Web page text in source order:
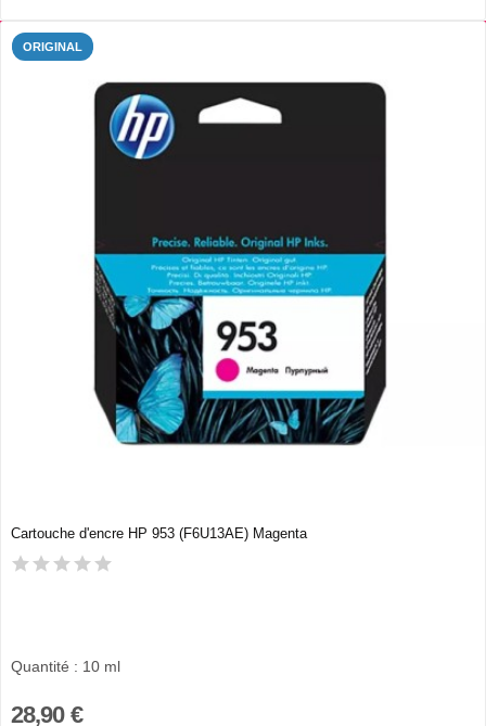
ORIGINAL
Cartouche d'encre HP 953 (F6U13AE) Magenta
Quantité : 10 ml
28,90 €